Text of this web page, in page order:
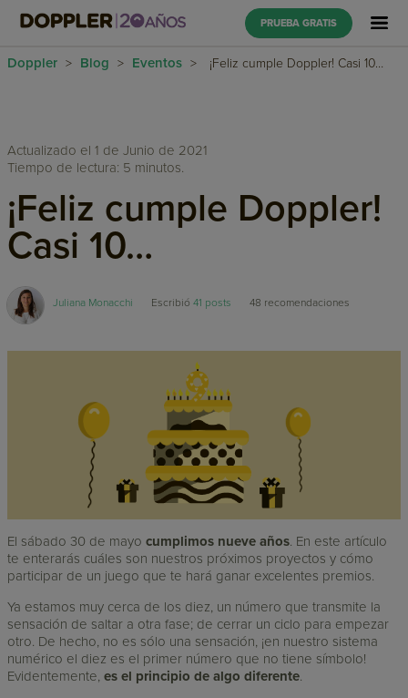
PRUEBA GRATIS
Doppler > Blog > Eventos > ¡Feliz cumple Doppler! Casi 10…
Actualizado el 1 de Junio de 2021
Tiempo de lectura: 5 minutos.
¡Feliz cumple Doppler!
Casi 10…
Juliana Monacchi Escribió41 posts 48 recomendaciones
El sábado 30 de mayocumplimos nueve años. En este artículo
te enterarás cuáles son nuestros próximos proyectos y cómo
participar de un juego que te hará ganar excelentes premios.
Ya estamos muy cerca de los diez, un número que transmite la
sensación de saltar a otra fase; de cerrar un ciclo para empezar
otro. De hecho, no es sólo una sensación, ¡en nuestro sistema
numérico el diez es el primer número que no tiene símbolo!
Evidentemente,es el principio de algo diferente.